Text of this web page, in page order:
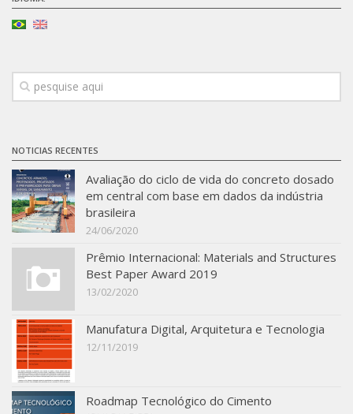
CICS
Revestimentos frios (CBSF)
Convênio ABCP-USP
LME: Laboratório Multiusuário
Publicações
NOTICIAS RECENTES
Avaliação do ciclo de vida do concreto dosado
em central com base em dados da indústria
brasileira
24/06/2020
Prêmio Internacional: Materials and Structures
Best Paper Award 2019
13/02/2020
Manufatura Digital, Arquitetura e Tecnologia
12/11/2019
Roadmap Tecnológico do Cimento